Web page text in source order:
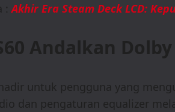
:Akhir Era Steam Deck LCD:
Andalkan
untuk pengguna yang
dan pengaturan equalizer